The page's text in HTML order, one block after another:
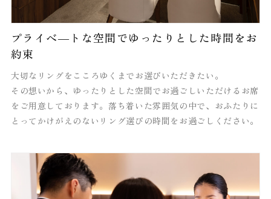
プライべ―トな空間でゆったりとした時間をお
約束
大切なリングをこころゆくまでお選びいただきたい。
その想いから、ゆったりとした空間でお過ごしいただけるお席
をご用意しております。落ち着いた雰囲気の中で、おふたりに
とってかけがえのないリング選びの時間をお過ごしください。